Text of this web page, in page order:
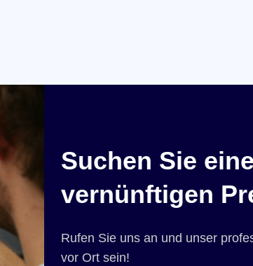
Suchen Sie
vernünftigen
Rufen Sie uns an und unser
vor Ort sein!